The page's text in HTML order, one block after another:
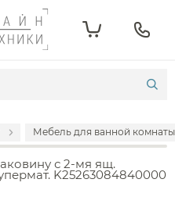
Мебель для ванной комнаты
с 2-мя ящ.
K25263084840000